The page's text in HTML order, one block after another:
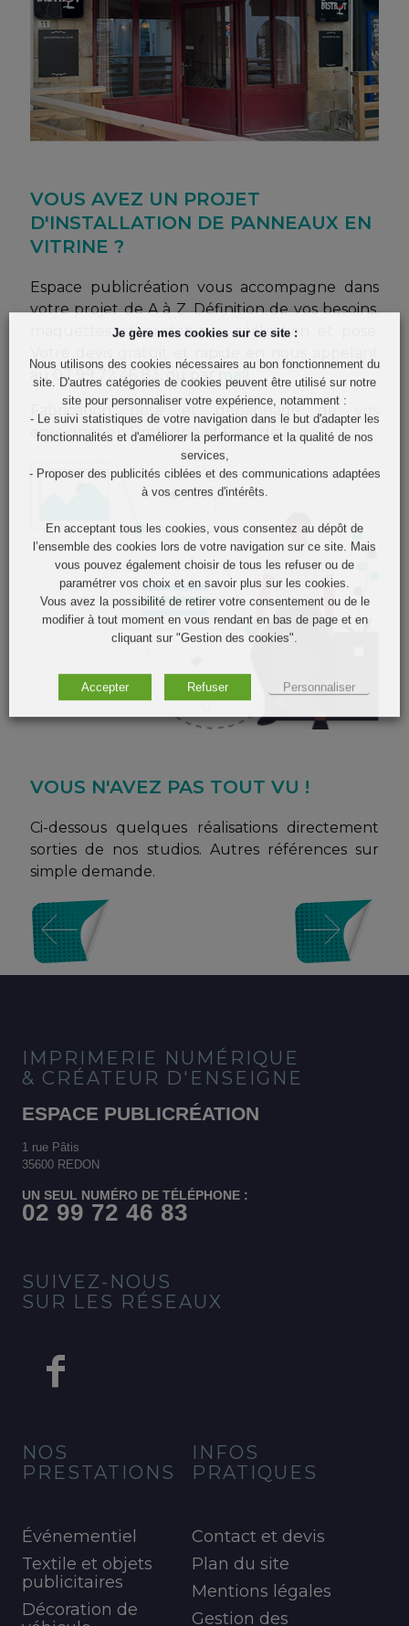
VOUS AVEZ UN PROJET
D'INSTALLATION DE PANNEAUX EN
VITRINE ?
Espace publicréation vous accompagne dans
votre projet de A à Z. Définition de vos besoins,
maquettes et prototypes, réalisation et pose.
au 02 99 72 46 83, ou parmail
Fabrication pose et dépannage de vos
enseignes en Bretagne et Pays de Loire
VOUS N'AVEZ PAS TOUT VU !
Ci-dessous quelques réalisations directement
sorties de nos studios. Autres références sur
simple demande.
IMPRIMERIE NUMÉRIQUE
& CRÉATEUR D'ENSEIGNE
ESPACE PUBLICRÉATION
1 rue Pâtis
35600 REDON
UN SEUL NUMÉRO DE TÉLÉPHONE :
02 99 72 46 83
SUIVEZ-NOUS
SUR LES RÉSEAUX
NOS
PRESTATIONS
Événementiel
Textile et objets
publicitaires
Décoration de
INFOS
PRATIQUES
Contact et devis
Plan du site
Mentions légales
Gestion des
Je gère mes cookies sur ce site :
Nous utilisons des cookies nécessaires au bon fonctionnement du
site. D'autres catégories de cookies peuvent être utilisé sur notre
site pour personnaliser votre expérience, notamment :
- Le suivi statistiques de votre navigation dans le but d'adapter les
fonctionnalités et d'améliorer la performance et la qualité de nos
services,
- Proposer des publicités ciblées et des communications adaptées
à vos centres d'intérêts.
En acceptant tous les cookies, vous consentez au dépôt de
l’ensemble des cookies lors de votre navigation sur ce site. Mais
vous pouvez également choisir de tous les refuser ou de
paramétrer vos choix et en savoir plus sur les cookies.
Vous avez la possibilité de retirer votre consentement ou de le
modifier à tout moment en vous rendant en bas de page et en
cliquant sur "Gestion des cookies".
Accepter Refuser Personnaliser